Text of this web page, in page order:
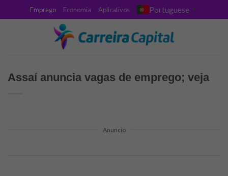
to
Emprego Economia Aplicativos Portuguese ▼
Assaí anuncia vagas de emprego; veja
Anuncio